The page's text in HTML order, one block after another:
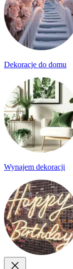
Dekoracje do domu
Wynajem dekoracji